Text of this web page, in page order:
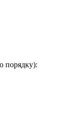
порядку):